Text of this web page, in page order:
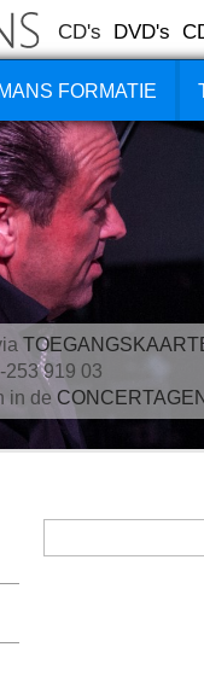
CD's DVD's
FORMATIE
253 919 03
in de